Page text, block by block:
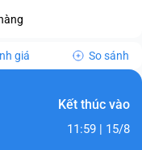
giá So sánh
Kết thúc vào
11:59 | 15/8